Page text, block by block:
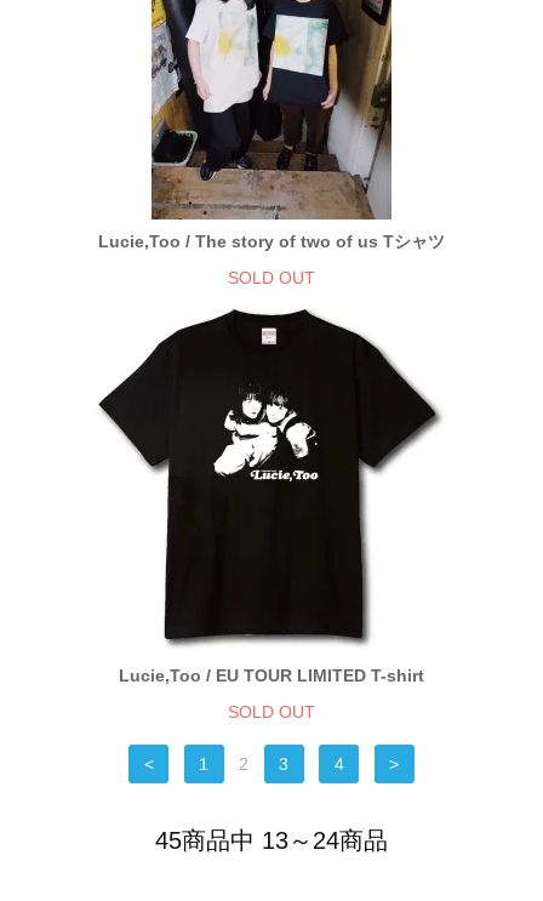
Lucie,Too / The story of two of us Tシャツ
SOLD OUT
Lucie,Too / EU TOUR LIMITED T-shirt
SOLD OUT
< 1 2 3 4 >
45商品中 13～24商品